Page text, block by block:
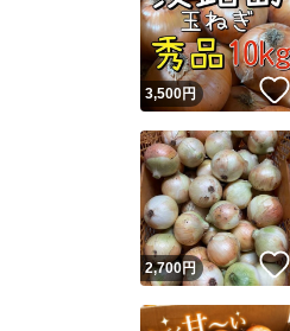
3,500円
2,700円